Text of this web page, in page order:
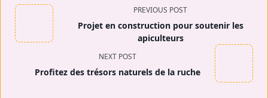
<span
class="nav-
subtitle
PREVIOUS POST
Projet en construction pour soutenir les
apiculteurs
NEXT POST
Profitez des trésors naturels de la ruche